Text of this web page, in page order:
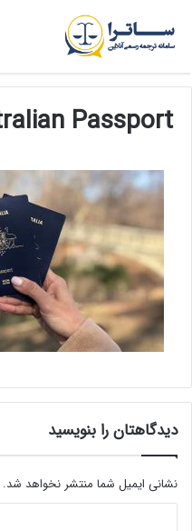
Passport
دیدگاهتان را بنویسید
نشانی ایمیل شما منتشر نخواهد شد.